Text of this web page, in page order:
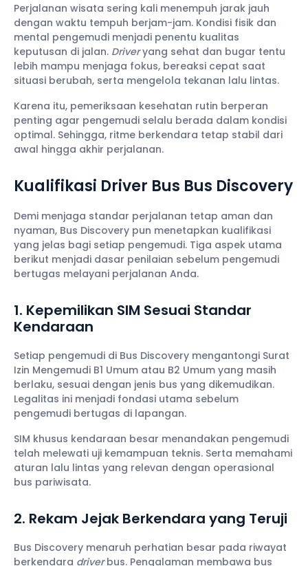
Perjalanan wisata sering kali menempuh jarak jauh
dengan waktu tempuh berjam-jam. Kondisi fisik dan
mental pengemudi menjadi penentu kualitas
keputusan di jalan. Driveryang sehat dan bugar tentu
lebih mampu menjaga fokus, bereaksi cepat saat
situasi berubah, serta mengelola tekanan lalu lintas.
Karena itu, pemeriksaan kesehatan rutin berperan
penting agar pengemudi selalu berada dalam kondisi
optimal. Sehingga, ritme berkendara tetap stabil dari
awal hingga akhir perjalanan.
Kualifikasi Driver Bus Bus Discovery
Demi menjaga standar perjalanan tetap aman dan
nyaman, Bus Discovery pun menetapkan kualifikasi
yang jelas bagi setiap pengemudi. Tiga aspek utama
berikut menjadi dasar penilaian sebelum pengemudi
bertugas melayani perjalanan Anda.
1. Kepemilikan SIM Sesuai Standar
Kendaraan
Setiap pengemudi di Bus Discovery mengantongi Surat
Izin Mengemudi B1 Umum atau B2 Umum yang masih
berlaku, sesuai dengan jenis bus yang dikemudikan.
Legalitas ini menjadi fondasi utama sebelum
pengemudi bertugas di lapangan.
SIM khusus kendaraan besar menandakan pengemudi
telah melewati uji kemampuan teknis. Serta memahami
aturan lalu lintas yang relevan dengan operasional
bus pariwisata.
2. Rekam Jejak Berkendara yang Teruji
Bus Discovery menaruh perhatian besar pada riwayat
berkendara driverbus. Pengalaman membawa bus